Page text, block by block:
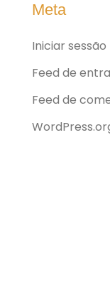
Meta
Iniciar sessão
Feed de
Feed de